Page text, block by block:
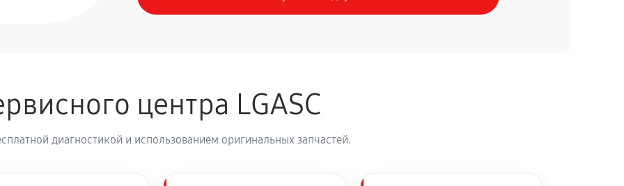
Заказать
LG GBB59PZPFS 1260 руб
450 руб 60 минут
центра LGASC
диагностикой и использованием оригинальных запчастей.